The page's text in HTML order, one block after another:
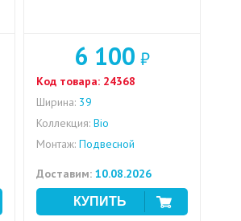
6 100 ₽
Код товара: 24368
Ширина: 39
Коллекция: Bio
Монтаж: Подвесной
Доставим: 10.08.2026